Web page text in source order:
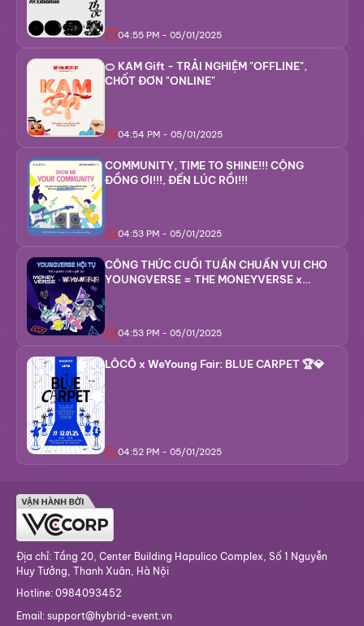
04:55 PM - 05/01/2025
🍊 KAM Gift - TRẢI NGHIỆM "OFFLINE",
CHỐT ĐƠN "ONLINE"
04:54 PM - 05/01/2025
COMMUNITY, TIME TO SHINE!!! CỘNG
ĐỒNG ƠI!!!, ĐẾN LÚC RỒI!!!
04:53 PM - 05/01/2025
CÔNG THỨC CUỐI TUẦN CHUẨN VUI CHO
YOUNGVERSE = THE MONEYVERSE x
04:53 PM - 05/01/2025
LÔCÔ x WeYoung Fair: BLUE CARPET 🏆💎
04:52 PM - 05/01/2025
Địa chỉ: Tầng 20, Center Building Hapulico Complex, Số 1 Nguyễn
Huy Tưởng, Thanh Xuân, Hà Nội
Hotline: 0984093452
Email: support@hybrid-event.vn